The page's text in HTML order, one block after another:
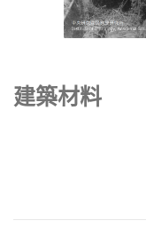
建築材料